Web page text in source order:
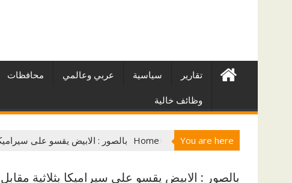
تقارير سياسية عربي وعالمي محافظات
وظائف خالية
You are here
Home بالصور : الابيض يقسو على
بالصور : الابيض يقسو على سيراميكا بثلاثية